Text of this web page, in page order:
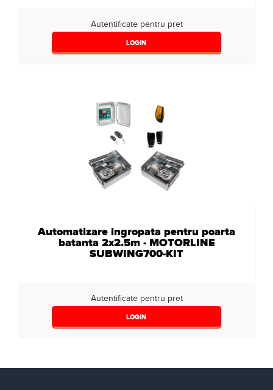
Autentificate pentru pret
LOGIN
Automatizare ingropata pentru poarta
batanta 2x2.5m - MOTORLINE
SUBWING700-KIT
Autentificate pentru pret
LOGIN